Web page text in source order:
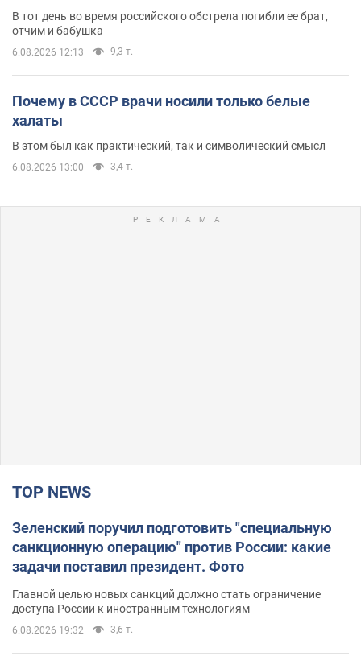
В тот день во время российского обстрела погибли ее брат,
отчим и бабушка
6.08.2026 12:13 9,3 т.
Почему в СССР врачи носили только белые
халаты
В этом был как практический, так и символический смысл
6.08.2026 13:00 3,4 т.
TOP NEWS
Зеленский поручил подготовить "специальную
санкционную операцию" против России: какие
задачи поставил президент. Фото
Главной целью новых санкций должно стать ограничение
доступа России к иностранным технологиям
6.08.2026 19:32 3,6 т.